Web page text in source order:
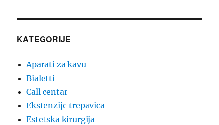
KATEGORIJE
Aparati za kavu
Bialetti
Call centar
Ekstenzije trepavica
Estetska kirurgija